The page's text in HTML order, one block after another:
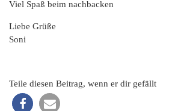
Viel Spaß beim nachbacken
Liebe Grüße
Soni
Teile diesen Beitrag, wenn er dir gefällt